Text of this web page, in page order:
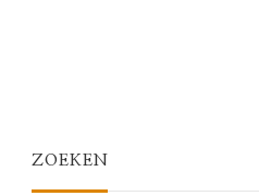
ZOEKEN